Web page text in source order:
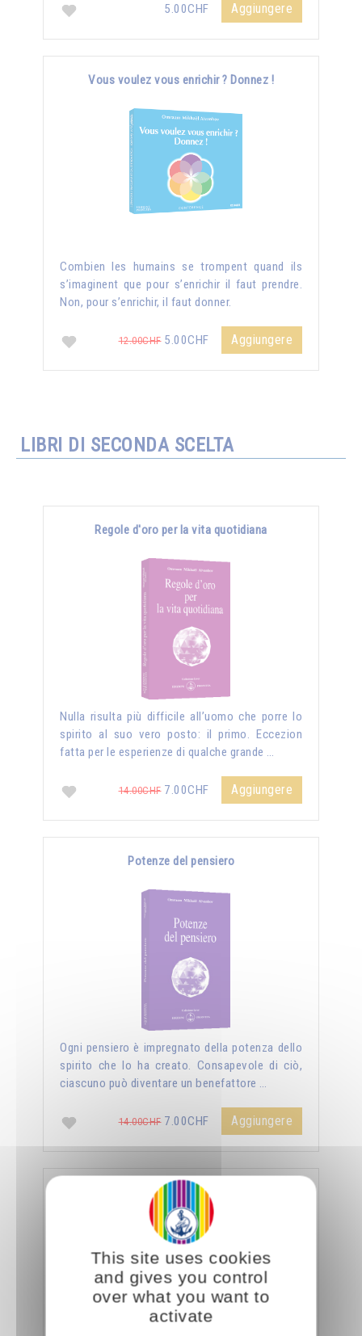
5.00CHF Aggiungere
Vous voulez vous enrichir ? Donnez !
Combien les humains se trompent quand ils
s’imaginent que pour s’enrichir il faut prendre.
Non, pour s’enrichir, il faut donner.
12.00CHF5.00CHF Aggiungere
LIBRI DI SECONDA SCELTA
Regole d'oro per la vita quotidiana
Nulla risulta più difficile all’uomo che porre lo
spirito al suo vero posto: il primo. Eccezion
fatta per le esperienze di qualche grande …
14.00CHF7.00CHF Aggiungere
Potenze del pensiero
Ogni pensiero è impregnato della potenza dello
spirito che lo ha creato. Consapevole di ciò,
ciascuno può diventare un benefattore …
14.00CHF7.00CHF Aggiungere
La sessualità forza del cielo
This site uses cookies
and gives you control
over what you want to
activate